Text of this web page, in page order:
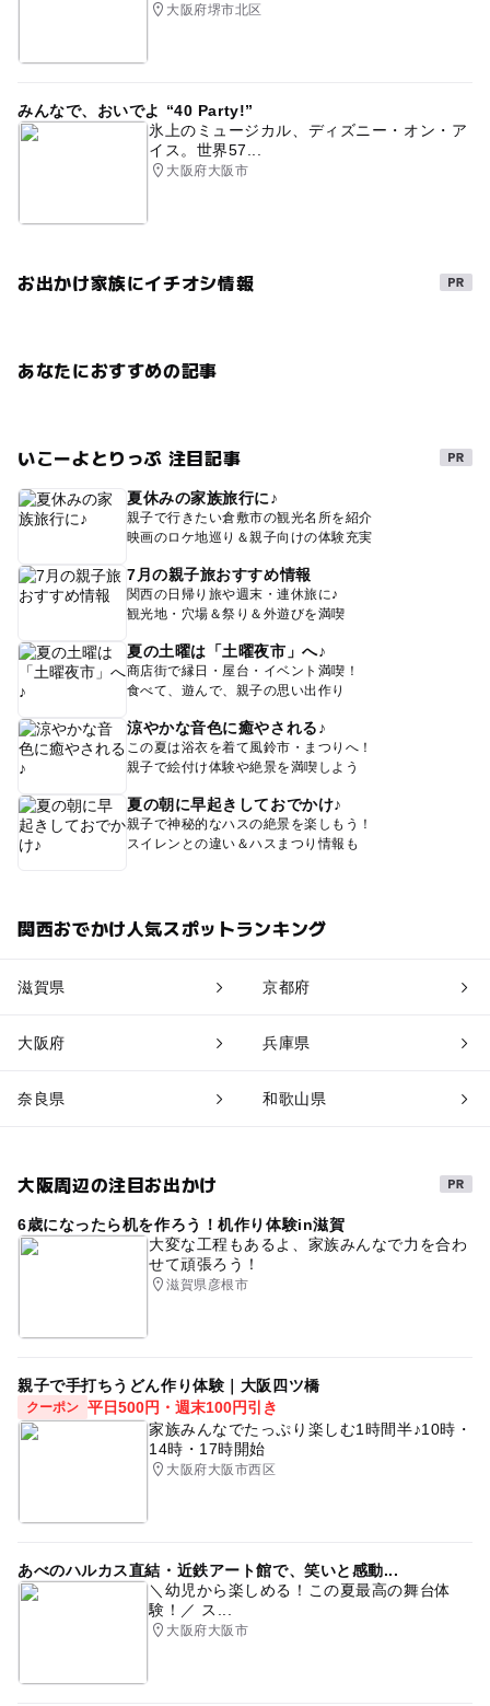
大阪府堺市北区
みんなで、おいでよ “40 Party!”
氷上のミュージカル、ディズニー・オン・ア
イス。世界57...
大阪府大阪市
お出かけ家族にイチオシ情報
あなたにおすすめの記事
いこーよとりっぷ 注目記事
夏休みの家族旅行に♪
親子で行きたい倉敷市の観光名所を紹介
映画のロケ地巡り＆親子向けの体験充実
7月の親子旅おすすめ情報
関西の日帰り旅や週末・連休旅に♪
観光地・穴場＆祭り＆外遊びを満喫
夏の土曜は「土曜夜市」へ♪
商店街で縁日・屋台・イベント満喫！
食べて、遊んで、親子の思い出作り
涼やかな音色に癒やされる♪
この夏は浴衣を着て風鈴市・まつりへ！
親子で絵付け体験や絶景を満喫しよう
夏の朝に早起きしておでかけ♪
親子で神秘的なハスの絶景を楽しもう！
スイレンとの違い＆ハスまつり情報も
関西おでかけ人気スポットランキング
滋賀県 京都府
大阪府 兵庫県
奈良県 和歌山県
大阪周辺の注目お出かけ
6歳になったら机を作ろう！机作り体験in滋賀
大変な工程もあるよ、家族みんなで力を合わ
せて頑張ろう！
滋賀県彦根市
親子で手打ちうどん作り体験｜大阪四ツ橋
クーポン 平日500円・週末100円引き
家族みんなでたっぷり楽しむ1時間半♪10時・
14時・17時開始
大阪府大阪市西区
あべのハルカス直結・近鉄アート館で、笑いと感動...
＼幼児から楽しめる！この夏最高の舞台体
験！／ ス...
大阪府大阪市